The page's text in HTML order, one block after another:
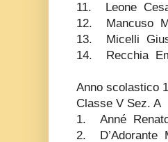
11. Leone
12. Mancuso
13. Micelli
14. Recchia
Anno scolastico
Classe V Sez. A
1. Anné
2. D’Adorante